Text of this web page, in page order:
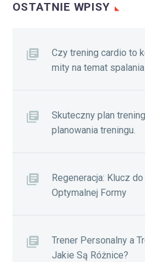
OSTATNIE WPISY
Czy trening cardio to
mity na temat
Skuteczny plan
planowania treningu.
Regeneracja: Klucz
Optymalnej Formy
Trener Personalny a
Jakie Są Różnice?